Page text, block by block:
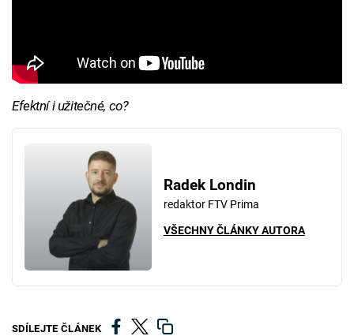
Efektní i užitečné, co?
Radek Londin
redaktor FTV Prima
VŠECHNY ČLÁNKY AUTORA
SDÍLEJTE ČLÁNEK